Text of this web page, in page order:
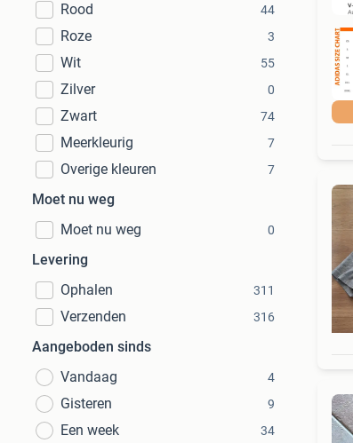
Rood 44
Roze 3
Wit 55
Zilver 0
Zwart 74
Meerkleurig 7
Overige kleuren 7
Moet nu weg
Moet nu weg
0
Levering
Ophalen
311
Verzenden 316
Aangeboden sinds
Vandaag
4
Gisteren 9
Een week 34